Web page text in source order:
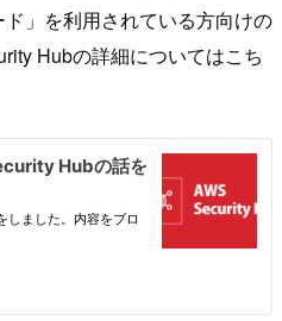
」を利用されている方向けの
Hubの詳細についてはこち